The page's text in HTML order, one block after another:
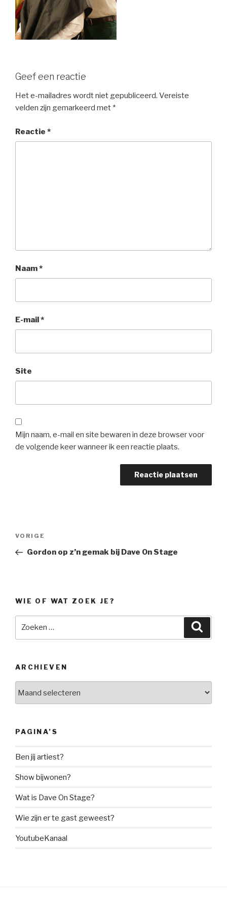
Geef een reactie
Het e-mailadres wordt niet gepubliceerd. Vereiste
velden zijn gemarkeerd met *
Reactie *
Naam*
E-mail*
Site
Mijn naam, e-mail en site bewaren in deze browser voor
de volgende keer wanneer ik een reactie plaats.
Vorig
bericht
VORIGE
Gordon op z’n gemak bij Dave On Stage
WIE OF WAT ZOEK JE?
ARCHIEVEN
PAGINA’S
Ben jij artiest?
Show bijwonen?
Wat is Dave On Stage?
Wie zijn er te gast geweest?
YoutubeKanaal